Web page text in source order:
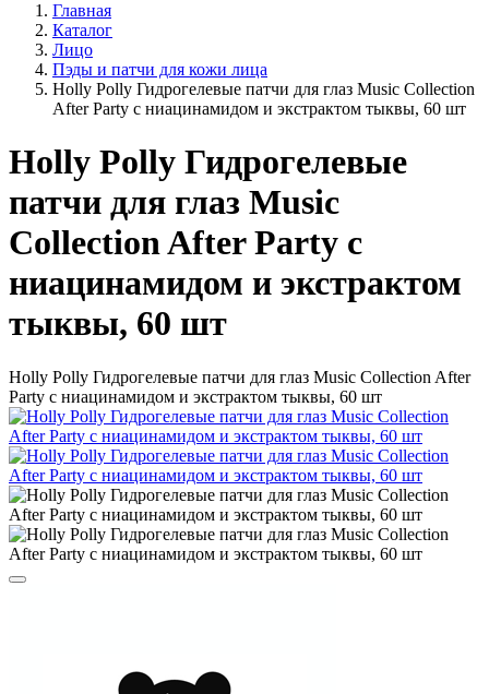
Главная
Каталог
Лицо
Пэды и патчи для кожи лица
Holly Polly Гидрогелевые патчи для глаз Music Collection
After Party с ниацинамидом и экстрактом тыквы, 60 шт
Holly Polly Гидрогелевые
патчи для глаз Music
Collection After Party с
ниацинамидом и экстрактом
тыквы, 60 шт
Holly Polly Гидрогелевые патчи для глаз Music Collection After
Party с ниацинамидом и экстрактом тыквы, 60 шт